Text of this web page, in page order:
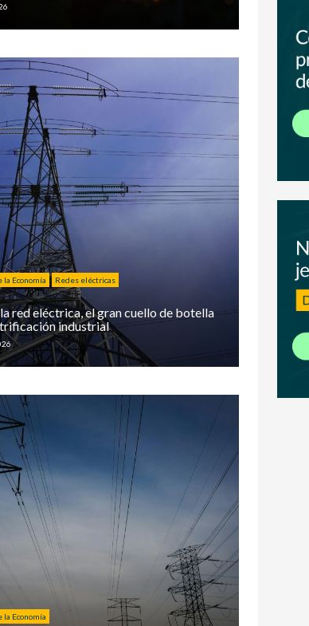
la Economía Redes eléctricas
red eléctrica, el gran cuello de botella
industrial
la Economía